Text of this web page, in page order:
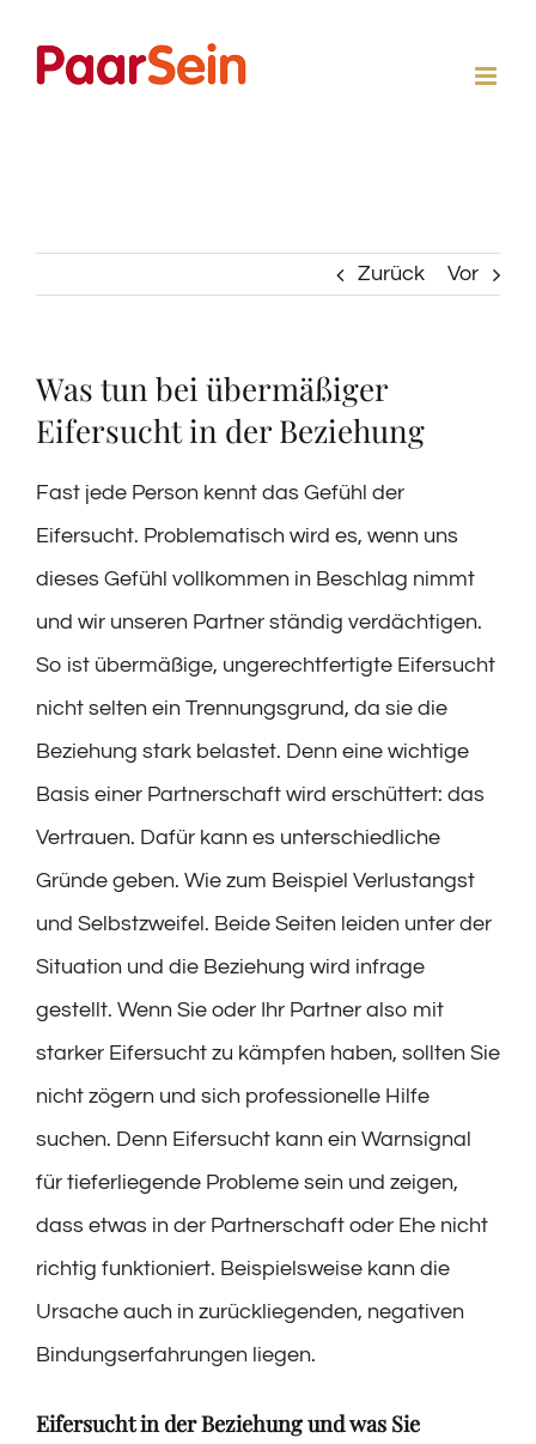
Inhalt
Zurück Vor
Was tun bei übermäßiger
Eifersucht in der Beziehung
Fast jede Person kennt das Gefühl der
Eifersucht. Problematisch wird es, wenn uns
dieses Gefühl vollkommen in Beschlag nimmt
und wir unseren Partner ständig verdächtigen.
So ist übermäßige, ungerechtfertigte Eifersucht
nicht selten ein Trennungsgrund, da sie die
Beziehung stark belastet. Denn eine wichtige
Basis einer Partnerschaft wird erschüttert: das
Vertrauen. Dafür kann es unterschiedliche
Gründe geben. Wie zum Beispiel Verlustangst
und Selbstzweifel. Beide Seiten leiden unter der
Situation und die Beziehung wird infrage
gestellt. Wenn Sie oder Ihr Partner also mit
starker Eifersucht zu kämpfen haben, sollten Sie
nicht zögern und sich professionelle Hilfe
suchen. Denn Eifersucht kann ein Warnsignal
für tieferliegende Probleme sein und zeigen,
dass etwas in der Partnerschaft oder Ehe nicht
richtig funktioniert. Beispielsweise kann die
Ursache auch in zurückliegenden, negativen
Bindungserfahrungen liegen.
Eifersucht in der Beziehung und was Sie